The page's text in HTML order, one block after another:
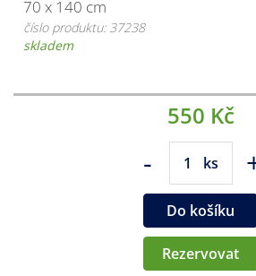
70 x 140 cm
číslo produktu: 37238
skladem
550 Kč
- ks
Do košíku
Rezervovat